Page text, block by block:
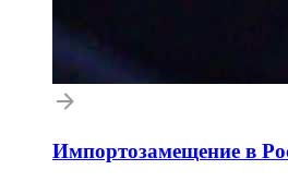
Импортозамещение в